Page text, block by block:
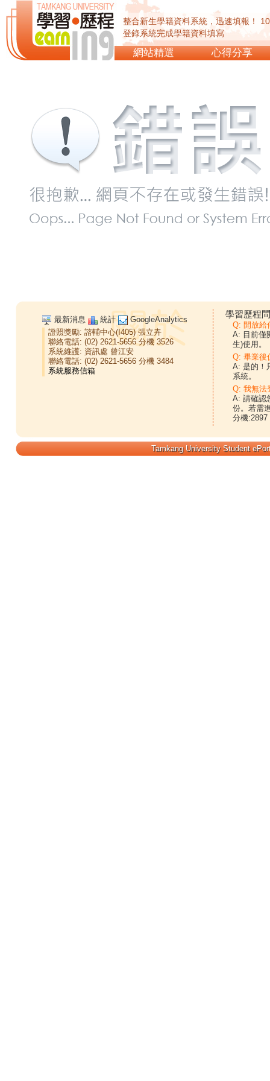
整合新生學籍資料系統，迅速填報！
登錄系統完成學籍資料填寫
網站精選 心得分享
最新消息 統計
GoogleAnalytics
證照獎勵: 諮輔中心(I405)張立卉
聯絡電話: (02) 2621-5656 分機 3526
系統維護: 資訊處 曾江安
聯絡電話: (02) 2621-5656 分機 3484
學習歷程
Q: 開放給
A: 目前僅
生)使用。
Q: 畢業後
A: 是的！
系統。
Q: 我無法
A: 請確認
份。若需
分機:2897
Tamkang University Student